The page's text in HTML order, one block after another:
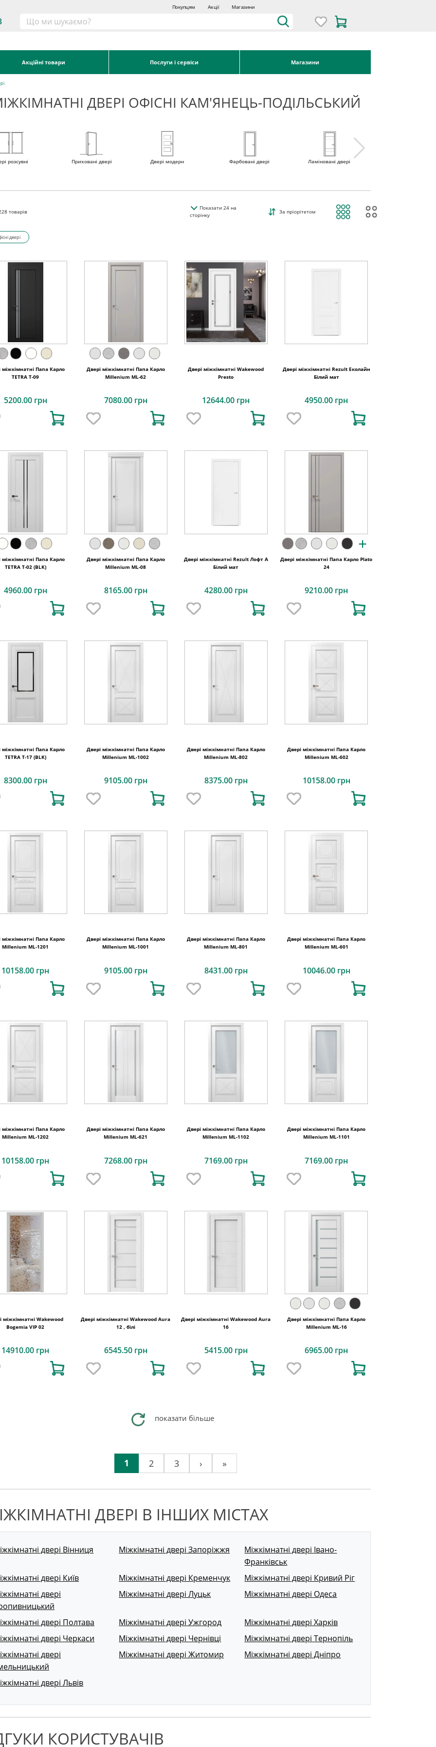
Покупцям Акції Магазини
Акційні товари Послуги і сервіси Магазини
ДВЕРІ ОФІСНІ КАМ'ЯНЕЦЬ-ПОДІЛЬСЬКИЙ
розсувні Приховані двері Двері модерн Фарбовані двері Ламіновані двері
товарів
Показати24на
сторінку
За пріорітетом
двері
міжкімнатні Папа Карло
TETRA T-09
5200.00 грн
Двері міжкімнатні Папа Карло
Millenium ML-62
7080.00 грн
Двері міжкімнатні Wakewood
Presto
12644.00 грн
Двері міжкімнатні Rezult Еколайн
Білий мат
4950.00 грн
міжкімнатні Папа Карло
TETRA Т-02 (BLK)
4960.00 грн
Двері міжкімнатні Папа Карло
Millenium ML-08
8165.00 грн
Двері міжкімнатні Rezult Лофт А
Білий мат
4280.00 грн
+
Двері міжкімнатні Папа Карло Plato
24
9210.00 грн
міжкімнатні Папа Карло
TETRA Т-17 (BLK)
8300.00 грн
Двері міжкімнатні Папа Карло
Millenium ML-1002
9105.00 грн
Двері міжкімнатні Папа Карло
Millenium ML-802
8375.00 грн
Двері міжкімнатні Папа Карло
Millenium ML-602
10158.00 грн
міжкімнатні Папа Карло
Millenium ML-1201
10158.00 грн
Двері міжкімнатні Папа Карло
Millenium ML-1001
9105.00 грн
Двері міжкімнатні Папа Карло
Millenium ML-801
8431.00 грн
Двері міжкімнатні Папа Карло
Millenium ML-601
10046.00 грн
міжкімнатні Папа Карло
Millenium ML-1202
10158.00 грн
Двері міжкімнатні Папа Карло
Millenium ML-621
7268.00 грн
Двері міжкімнатні Папа Карло
Millenium ML-1102
7169.00 грн
Двері міжкімнатні Папа Карло
Millenium ML-1101
7169.00 грн
міжкімнатні Wakewood
Bogemia VIP 02
14910.00 грн
Двері міжкімнатні Wakewood Aura
12 , білі
6545.50 грн
Двері міжкімнатні Wakewood Aura
16
5415.00 грн
Двері міжкімнатні Папа Карло
Millenium ML-16
6965.00 грн
показати більше
1 2 3 › »
ДВЕРІ В ІНШИХ МІСТАХ
двері Вінниця Міжкімнатні двері Запоріжжя
Міжкімнатні двері Івано-
Франківськ
двері Київ
Міжкімнатні двері Кременчук
Міжкімнатні двері Кривий Ріг
двері
Міжкімнатні двері Луцьк Міжкімнатні двері Одеса
двері Полтава Міжкімнатні двері Ужгород
Міжкімнатні двері Харків
двері Черкаси
Міжкімнатні двері Чернівці
Міжкімнатні двері Тернопіль
двері
Міжкімнатні двері Житомир Міжкімнатні двері Дніпро
двері Львів
КОРИСТУВАЧІВ